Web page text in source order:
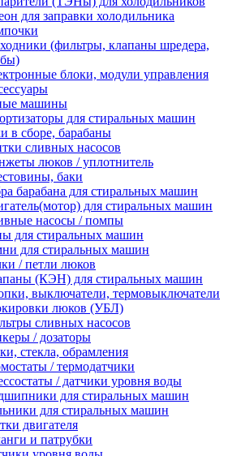
для заправки холодильника
(фильтры, клапаны шредера,
блоки, модули управления
машины
для стиральных машин
в сборе, барабаны
сливных насосов
люков / уплотнитель
баки
барабана для стиральных машин
для стиральных машин
насосы / помпы
для стиральных машин
для стиральных машин
/ петли люков
(КЭН) для стиральных машин
выключатели, термовыключатели
люков (УБЛ)
сливных насосов
/ дозаторы
стекла, обрамления
/ термодатчики
/ датчики уровня воды
для стиральных машин
для стиральных машин
двигателя
и патрубки